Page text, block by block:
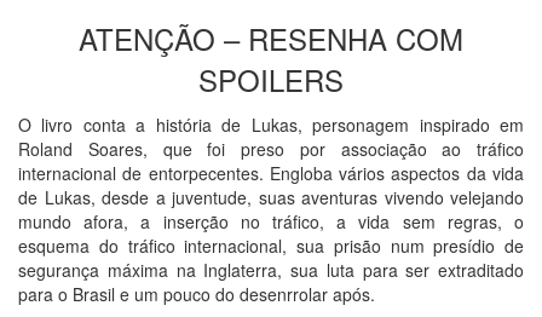
ATENÇÃO – RESENHA COM
SPOILERS
O livro conta a história de Lukas, personagem inspirado em
Roland Soares, que foi preso por associação ao tráfico
internacional de entorpecentes. Engloba vários aspectos da vida
de Lukas, desde a juventude, suas aventuras vivendo velejando
mundo afora, a inserção no tráfico, a vida sem regras, o
esquema do tráfico internacional, sua prisão num presídio de
segurança máxima na Inglaterra, sua luta para ser extraditado
para o Brasil e um pouco do desenrrolar após.